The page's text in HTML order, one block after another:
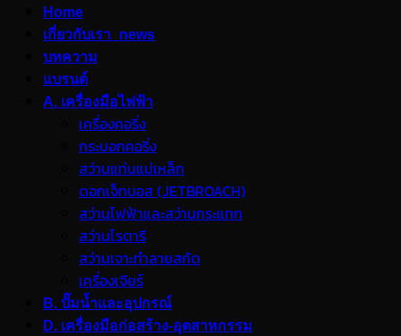
Home
เกี่ยวกับเรา_news
บทความ
แบรนด์
A. เครื่องมือไฟฟ้า
เครื่องคอริ่ง
กระบอกคอริ่ง
สว่านแท่นแม่เหล็ก
ดอกเจ็ทบอส (JETBROACH)
สว่านไฟฟ้าและสว่านกระแทก
สว่านโรตารี
สว่านเจาะทำลายสกัด
เครื่องเจียร์
B. ปั๊มน้ำและอุปกรณ์
D. เครื่องมือก่อสร้าง-อุตสาหกรรม